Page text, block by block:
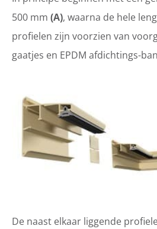
500 mm (A), waarna de hele
profielen zijn voorzien van
gaatjes en EPDM afdichtings-
De naast elkaar liggende